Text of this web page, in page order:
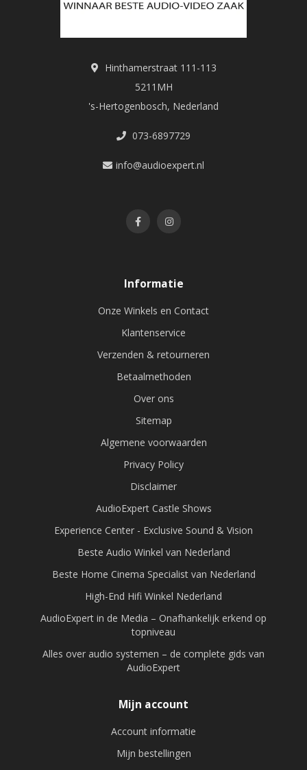
Hinthamerstraat 111-113
5211MH
's-Hertogenbosch, Nederland
073-6897729
info@audioexpert.nl
Informatie
Onze Winkels en Contact
Klantenservice
Verzenden & retourneren
Betaalmethoden
Over ons
Sitemap
Algemene voorwaarden
Privacy Policy
Disclaimer
AudioExpert Castle Shows
Experience Center - Exclusive Sound & Vision
Beste Audio Winkel van Nederland
Beste Home Cinema Specialist van Nederland
High-End Hifi Winkel Nederland
AudioExpert in de Media – Onafhankelijk erkend op
topniveau
Alles over audio systemen – de complete gids van
AudioExpert
Mijn account
Account informatie
Mijn bestellingen